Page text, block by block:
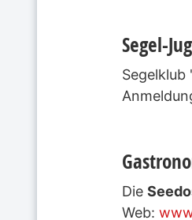
Segel-
Segelklub
Die
Web: